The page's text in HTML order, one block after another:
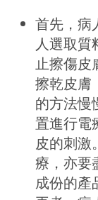
首先，病
人選取質
止擦傷皮
擦乾皮膚
的方法慢
置進行電
皮的刺激
療，亦要
成份的產